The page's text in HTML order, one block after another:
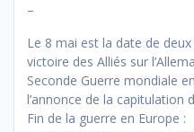
–
Le 8 mai est la date de
victoire des Alliés sur
Seconde Guerre mondiale
l’annonce de la capitulation
Fin de la guerre en Europe :